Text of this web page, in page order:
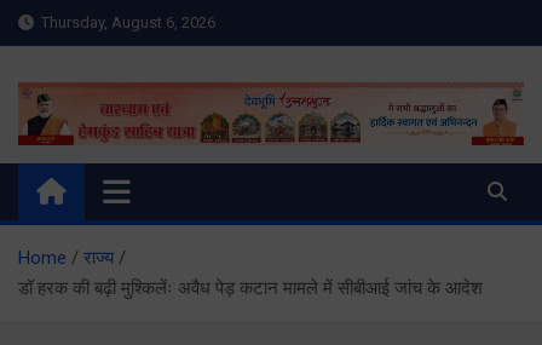
Skip
to
Thursday, August 6, 2026
Meru Raibar | Uttarakhand
News | Uttarkashi News
meruraibar.com
Home
राज्य
डॉ हरक की बढ़ी मुश्किलेंः अवैध पेड़ कटान मामले में सीबीआई जांच के आदेश